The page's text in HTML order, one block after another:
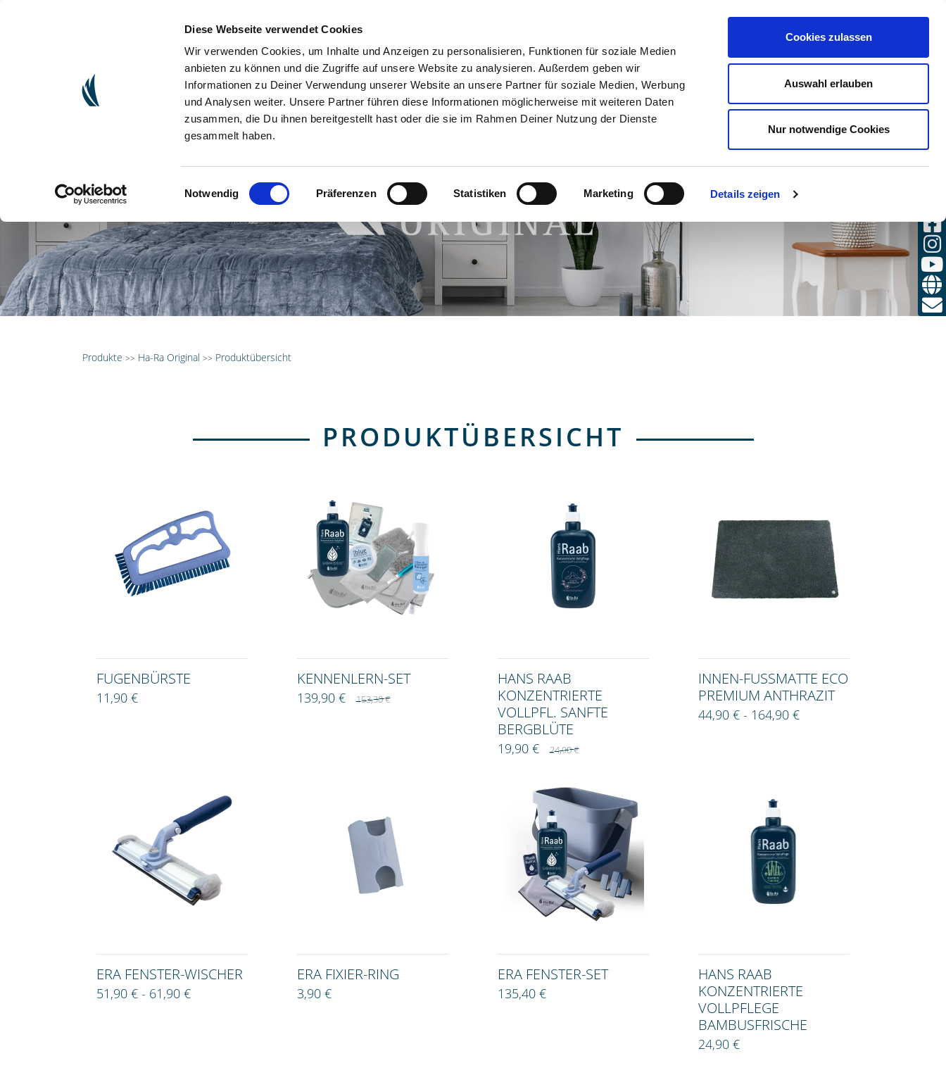
Diese Webseite verwendet Cookies
Wir verwenden Cookies, um Inhalte und Anzeigen zu personalisieren, Funktionen für soziale Medien
anbieten zu können und die Zugriffe auf unsere Website zu analysieren. Außerdem geben wir
Informationen zu Deiner Verwendung unserer Website an unsere Partner für soziale Medien, Werbung
und Analysen weiter. Unsere Partner führen diese Informationen möglicherweise mit weiteren Daten
zusammen, die Du ihnen bereitgestellt hast oder die sie im Rahmen Deiner Nutzung der Dienste
gesammelt haben.
Einwilligungsauswahl
Notwendig Präferenzen Statistiken Marketing Details zeigen
Cookies zulassen
Auswahl erlauben
Nur notwendige Cookies
(0) DE / DE
Produkte >> Ha-Ra Original >> Produktübersicht
PRODUKTÜBERSICHT
FUGENBÜRSTE
11,90 €
KENNENLERN-SET
139,90 €153,30 €
HANS RAAB
KONZENTRIERTE
VOLLPFL. SANFTE
BERGBLÜTE
19,90 €24,90 €
INNEN-FUSSMATTE ECO P
REMIUM ANTHRAZIT
44,90 € - 164,90 €
ERA FENSTER-WISCHER
51,90 € - 61,90 €
ERA FIXIER-RING
3,90 €
ERA FENSTER-SET
135,40 €
HANS RAAB
KONZENTRIERTE
VOLLPFLEGE
BAMBUSFRISCHE
24,90 €